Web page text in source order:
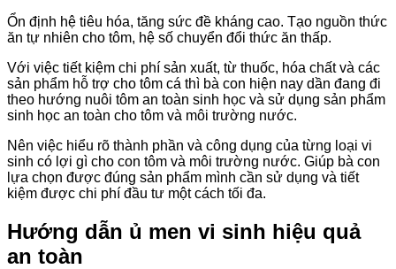
Ổn định hệ tiêu hóa, tăng sức đề kháng cao. Tạo nguồn thức
ăn tự nhiên cho tôm, hệ số chuyển đổi thức ăn thấp.
Với việc tiết kiệm chi phí sản xuất, từ thuốc, hóa chất và các
sản phẩm hỗ trợ cho tôm cá thì bà con hiện nay dần đang đi
theo hướng nuôi tôm an toàn sinh học và sử dụng sản phẩm
sinh học an toàn cho tôm và môi trường nước.
Nên việc hiểu rõ thành phần và công dụng của từng loại vi
sinh có lợi gì cho con tôm và môi trường nước. Giúp bà con
lựa chọn được đúng sản phẩm mình cần sử dụng và tiết
kiệm được chi phí đầu tư một cách tối đa.
Hướng dẫn ủ men vi sinh hiệu quả
an toàn